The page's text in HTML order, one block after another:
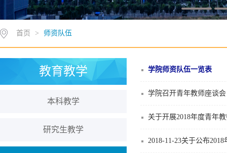
首页 > 师资队伍
教育教学
本科教学
研究生教学
学院师资队伍一览表
学院召开青年教师座谈会
关于开展2018年度青年
2018-11-23关于公布